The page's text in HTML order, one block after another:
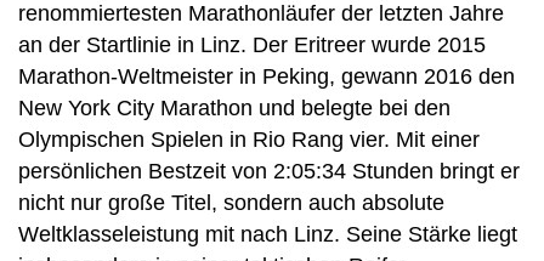
renommiertesten Marathonläufer der letzten Jahre
an der Startlinie in Linz. Der Eritreer wurde 2015
Marathon-Weltmeister in Peking, gewann 2016 den
New York City Marathon und belegte bei den
Olympischen Spielen in Rio Rang vier. Mit einer
persönlichen Bestzeit von 2:05:34 Stunden bringt er
nicht nur große Titel, sondern auch absolute
Weltklasseleistung mit nach Linz. Seine Stärke liegt